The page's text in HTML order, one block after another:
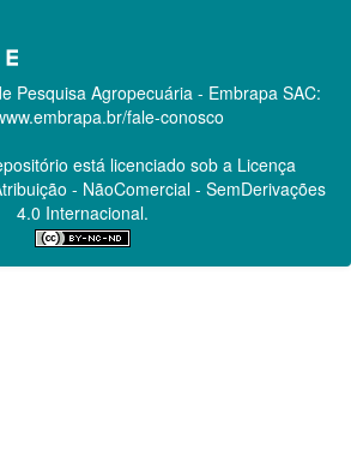
Pesquisa Agropecuária - Embrapa SAC:
fale-conosco
está licenciado sob a Licença
- NãoComercial - SemDerivações
4.0 Internacional.